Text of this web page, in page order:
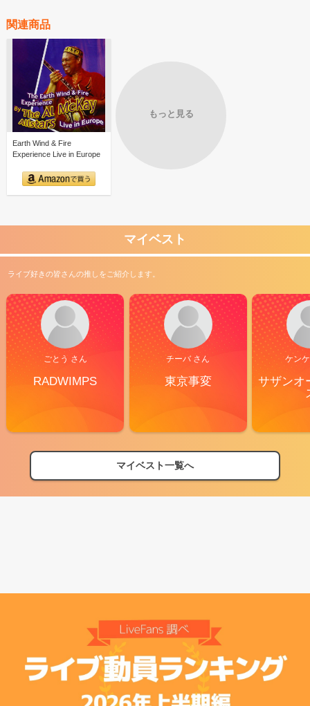
関連商品
Earth Wind & Fire
Experience Live in Europe
もっと見る
マイベスト
ライブ好きの皆さんの推しをご紹介します。
ごとう さん
RADWIMPS
チーバ さん
東京事変
ケン
サザンオ
マイベスト一覧へ